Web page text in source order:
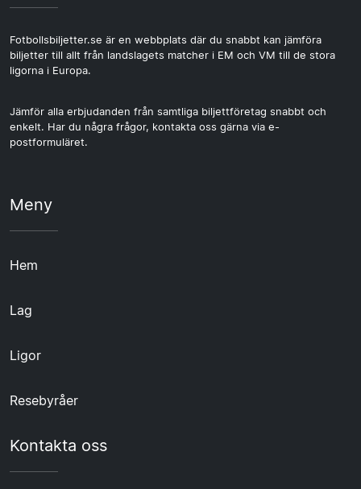
Fotbollsbiljetter.se är en webbplats där du snabbt kan jämföra
biljetter till allt från landslagets matcher i EM och VM till de stora
ligorna i Europa.
Jämför alla erbjudanden från samtliga biljettföretag snabbt och
enkelt. Har du några frågor, kontakta oss gärna via e-
postformuläret.
Meny
Hem
Lag
Ligor
Resebyråer
Kontakta oss